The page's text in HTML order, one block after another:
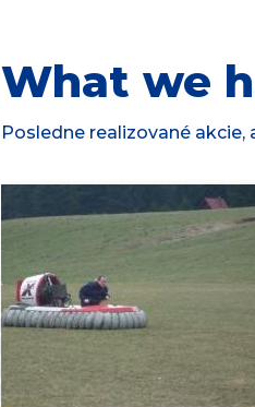
What we
Posledne realizované